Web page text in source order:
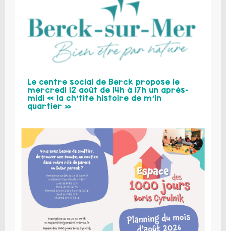
Le centre social de Berck propose le
mercredi 12 août de 14h à 17h un après-
midi « la ch’tite histoire de m’in
quartier »